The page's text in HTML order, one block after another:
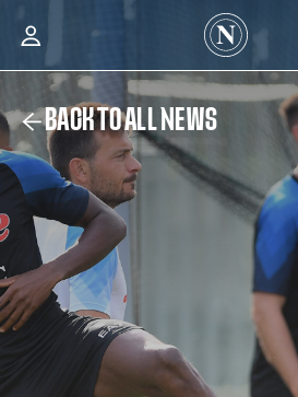
BACK TO ALL NEWS